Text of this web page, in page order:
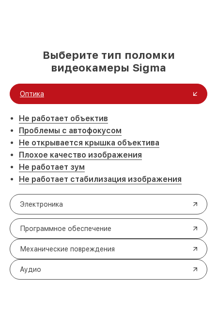
Выберите тип поломки
видеокамеры Sigma
Оптика
Не работает объектив
Проблемы с автофокусом
Не открывается крышка объектива
Плохое качество изображения
Не работает зум
Не работает стабилизация изображения
Электроника
Программное обеспечение
Механические повреждения
Аудио